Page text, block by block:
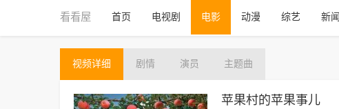
看看屋 首页 电视剧 电影 动漫 综艺 新闻
视频详细 剧情 演员 主题曲
苹果村的苹果事儿